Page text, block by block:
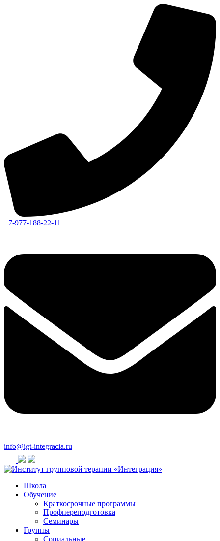
+7-977-188-22-11
info@igt-integracia.ru
Школа
Обучение
Краткосрочные программы
Профпереподготовка
Семинары
Группы
Социальные